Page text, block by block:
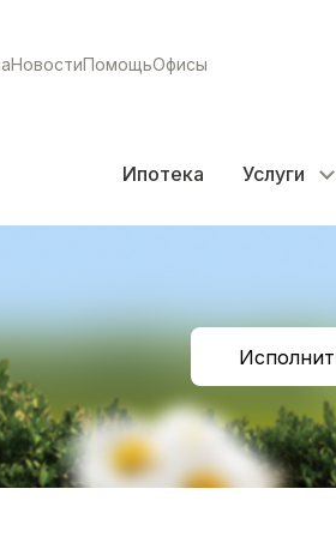
НовостиПомощьОфисы
Ипотека Услуги